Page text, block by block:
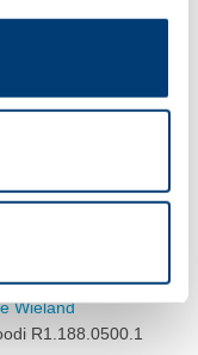
A 24AC/DC
Wieland
R1.188.0500.1